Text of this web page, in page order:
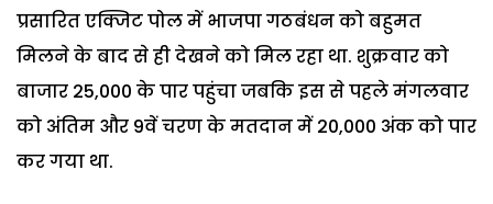
प्रसारित एक्जिट पोल में भाजपा गठबंधन को बहुमत
मिलने के बाद से ही देखने को मिल रहा था. शुक्रवार को
बाजार 25,000 के पार पहुंचा जबकि इस से पहले मंगलवार
को अंतिम और 9वें चरण के मतदान में 20,000 अंक को पार
कर गया था.